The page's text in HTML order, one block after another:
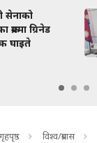
सेनाको
ग्रिनेड
घाइते
गृहपृष्ठ विश्व/प्रबास